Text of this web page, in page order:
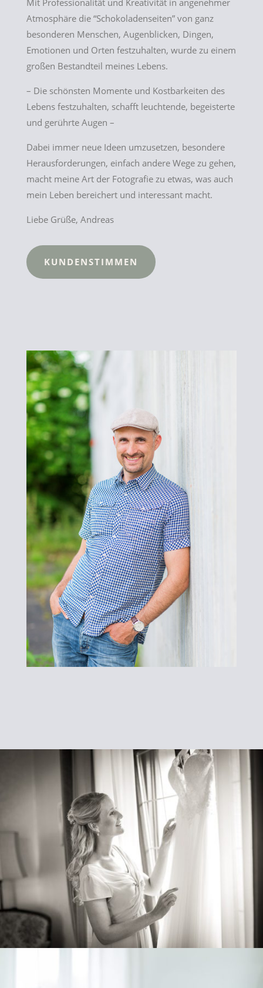
Mit Professionalität und Kreativität in angenehmer
Atmosphäre die “Schokoladenseiten” von ganz
besonderen Menschen, Augenblicken, Dingen,
Emotionen und Orten festzuhalten, wurde zu einem
großen Bestandteil meines Lebens.
– Die schönsten Momente und Kostbarkeiten des
Lebens festzuhalten, schafft leuchtende, begeisterte
und gerührte Augen –
Dabei immer neue Ideen umzusetzen, besondere
Herausforderungen, einfach andere Wege zu gehen,
macht meine Art der Fotografie zu etwas, was auch
mein Leben bereichert und interessant macht.
Liebe Grüße, Andreas
KUNDENSTIMMEN